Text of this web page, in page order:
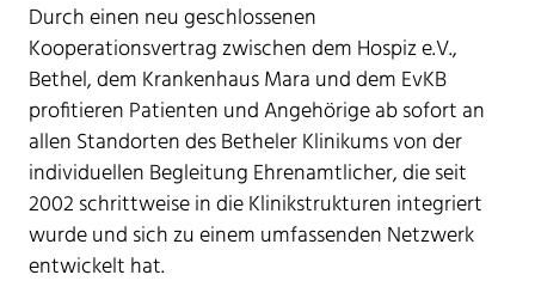
Durch einen neu geschlossenen
Kooperationsvertrag zwischen dem Hospiz e.V.,
Bethel, dem Krankenhaus Mara und dem EvKB
profitieren Patienten und Angehörige ab sofort an
allen Standorten des Betheler Klinikums von der
individuellen Begleitung Ehrenamtlicher, die seit
2002 schrittweise in die Klinikstrukturen integriert
wurde und sich zu einem umfassenden Netzwerk
entwickelt hat.